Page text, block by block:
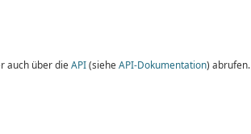
auch über die API(siehe API-Dokumentation) abrufen.